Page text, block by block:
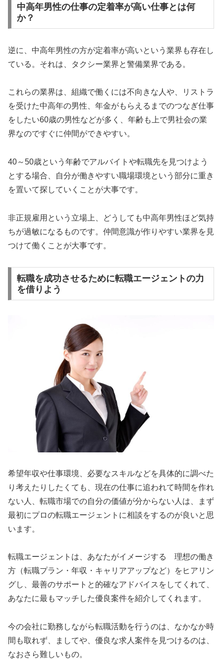
中高年男性の仕事の定着率が高い仕事とは何
か？
逆に、中高年男性の方が定着率が高いという業界も存在し
ている。それは、タクシー業界と警備業界である。
これらの業界は、組織で働くには不向きな人や、リストラ
を受けた中高年の男性、年金がもらえるまでのつなぎ仕事
をしたい60歳の男性などが多く、年齢も上で男社会の業
界なのですぐに仲間ができやすい。
40～50歳という年齢でアルバイトや転職先を見つけよう
とする場合、自分が働きやすい職場環境という部分に重き
を置いて探していくことが大事です。
非正規雇用という立場上、どうしても中高年男性ほど気持
ちが過敏になるものです。仲間意識が作りやすい業界を見
つけて働くことが大事です。
転職を成功させるために転職エージェントの力
を借りよう
希望年収や仕事環境、必要なスキルなどを具体的に調べた
り考えたりしたくても、現在の仕事に追われて時間を作れ
ない人、転職市場での自分の価値が分からない人は、まず
最初にプロの転職エージェントに相談をするのが良いと思
います。
転職エージェントは、あなたがイメージする 理想の働き
方（転職プラン・年収・キャリアアップなど）をヒアリン
グし、最善のサポートと的確なアドバイスをしてくれて、
あなたに最もマッチした優良案件を紹介してくれます。
今の会社に勤務しながら転職活動を行うのは、なかなか時
間も取れず、ましてや、優良な求人案件を見つけるのは、
なおさら難しいもの。